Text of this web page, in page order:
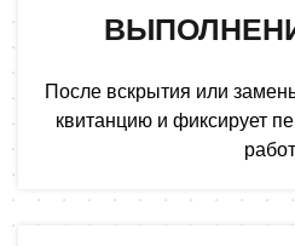
После вскрытия или
квитанцию и фиксирует